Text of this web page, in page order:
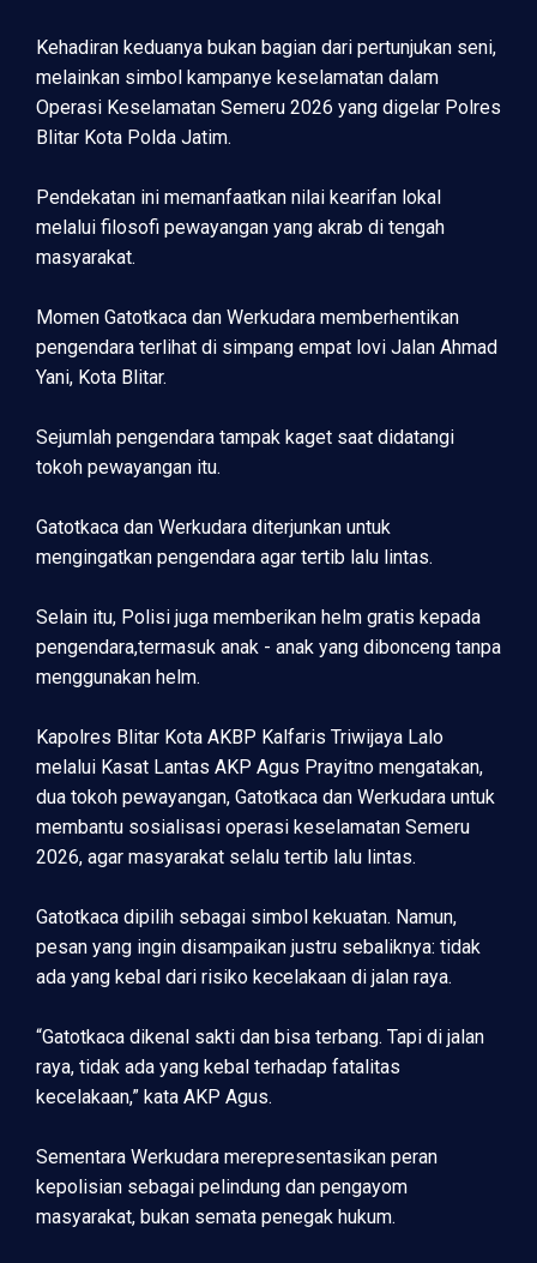
Kehadiran keduanya bukan bagian dari pertunjukan seni,
melainkan simbol kampanye keselamatan dalam
Operasi Keselamatan Semeru 2026 yang digelar Polres
Blitar Kota Polda Jatim.
Pendekatan ini memanfaatkan nilai kearifan lokal
melalui filosofi pewayangan yang akrab di tengah
masyarakat.
Momen Gatotkaca dan Werkudara memberhentikan
pengendara terlihat di simpang empat lovi Jalan Ahmad
Yani, Kota Blitar.
Sejumlah pengendara tampak kaget saat didatangi
tokoh pewayangan itu.
Gatotkaca dan Werkudara diterjunkan untuk
mengingatkan pengendara agar tertib lalu lintas.
Selain itu, Polisi juga memberikan helm gratis kepada
pengendara,termasuk anak - anak yang dibonceng tanpa
menggunakan helm.
Kapolres Blitar Kota AKBP Kalfaris Triwijaya Lalo
melalui Kasat Lantas AKP Agus Prayitno mengatakan,
dua tokoh pewayangan, Gatotkaca dan Werkudara untuk
membantu sosialisasi operasi keselamatan Semeru
2026, agar masyarakat selalu tertib lalu lintas.
Gatotkaca dipilih sebagai simbol kekuatan. Namun,
pesan yang ingin disampaikan justru sebaliknya: tidak
ada yang kebal dari risiko kecelakaan di jalan raya.
“Gatotkaca dikenal sakti dan bisa terbang. Tapi di jalan
raya, tidak ada yang kebal terhadap fatalitas
kecelakaan,” kata AKP Agus.
Sementara Werkudara merepresentasikan peran
kepolisian sebagai pelindung dan pengayom
masyarakat, bukan semata penegak hukum.